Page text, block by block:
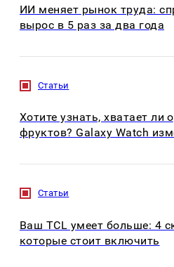
ИИ меняет рынок труда:
вырос в 5 раз за два года
Статьи
Хотите узнать, хватает ли
фруктов? Galaxy Watch
Статьи
Ваш TCL умеет больше: 4
которые стоит включить